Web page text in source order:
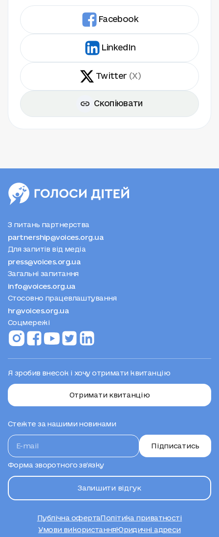
Facebook
LinkedIn
Twitter (X)
Скопіювати
З питань партнерства
partnership@voices.org.ua
Для запитів від медіа
press@voices.org.ua
Загальні запитання
info@voices.org.ua
Стосовно працевлаштування
hr@voices.org.ua
Соцмережі
Я зробив внесок і хочу отримати квитанцію
Отримати квитанцію
Стежте за нашими новинами
Підписатись
Форма зворотного зв’язку
Залишити відгук
Публічна офертаПолітика приватності
Умови використанняЮридичні адреси